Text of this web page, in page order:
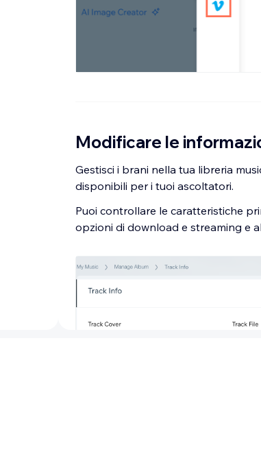
Modificare le
Gestisci i brani nella tua libreria
disponibili per i tuoi ascoltatori.
Puoi controllare le caratteristiche
opzioni di download e streaming e